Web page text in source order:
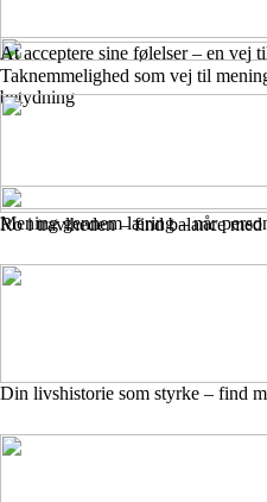
Taknemmelighed som vej til
betydning
Ro i travlheden – find balance
At acceptere sine følelser – en vej
Mening gennem læring – når
Din livshistorie som styrke – find